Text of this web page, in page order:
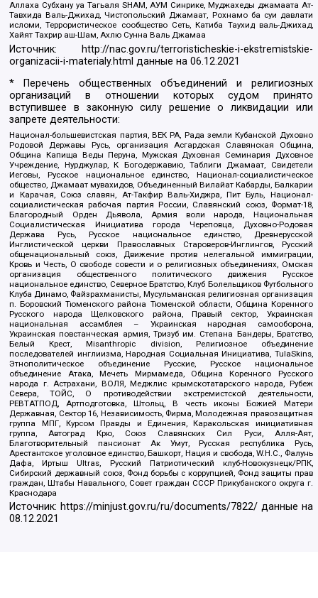
Аллаха Субхану уа Тагьаля SHAM, АУМ Синрике, Муджахеды джамаата Ат-
Тавхида Валь-Джихад, Чистопольский Джамаат, Рохнамо ба суи давлати
исломи, Террористическое сообщество Сеть, Катиба Таухид валь-Джихад,
Хайят Тахрир аш-Шам, Ахлю Сунна Валь Джамаа
Источник:
http://nac.gov.ru/terroristicheskie-i-ekstremistskie-
organizacii-i-materialy.html данные на06.12.2021
* Перечень общественных объединений и религиозных
организаций в отношении которых судом принято
вступившее в законную силу решение о ликвидации или
запрете деятельности:
Национал-большевистская партия, ВЕК РА, Рада земли Кубанской Духовно
Родовой Державы Русь, организация Асгардская Славянская Община,
Община Капища Веды Перуна, Мужская Духовная Семинария Духовное
Учреждение, Нурджулар, К Богодержавию, Таблиги Джамаат, Свидетели
Иеговы, Русское национальное единство, Национал-социалистическое
общество, Джамаат мувахидов, Объединенный Вилайат Кабарды, Балкарии
и Карачая, Союз славян, Ат-Такфир Валь-Хиджра, Пит Буль, Национал-
социалистическая рабочая партия России, Славянский союз, Формат-18,
Благородный Орден Дьявола, Армия воли народа, Национальная
Социалистическая Инициатива города Череповца, Духовно-Родовая
Держава Русь, Русское национальное единство, Древнерусской
Инглистической церкви Православных Староверов-Инглингов, Русский
общенациональный союз, Движение против нелегальной иммиграции,
Кровь и Честь, О свободе совести и о религиозных объединениях, Омская
организация общественного политического движения Русское
национальное единство, Северное Братство, Клуб Болельщиков Футбольного
Клуба Динамо, Файзрахманисты, Мусульманская религиозная организация
п. Боровский Тюменского района Тюменской области, Община Коренного
Русского народа Щелковского района, Правый сектор, Украинская
национальная ассамблея – Украинская народная самооборона,
Украинская повстанческая армия, Тризуб им. Степана Бандеры, Братство,
Белый Крест, Misanthropic division, Религиозное объединение
последователей инглиизма, Народная Социальная Инициатива, TulaSkins,
Этнополитическое объединение Русские, Русское национальное
объединение Атака, Мечеть Мирмамеда, Община Коренного Русского
народа г. Астрахани, ВОЛЯ, Меджлис крымскотатарского народа, Рубеж
Севера, ТОЙС, О противодействии экстремистской деятельности,
РЕВТАТПОД, Артподготовка, Штольц, В честь иконы Божией Матери
Державная, Сектор 16, Независимость, Фирма, Молодежная правозащитная
группа МПГ, Курсом Правды и Единения, Каракольская инициативная
группа, Автоград Крю, Союз Славянских Сил Руси, Алля-Аят,
Благотворительный пансионат Ак Умут, Русская республика Русь,
Арестантское уголовное единство, Башкорт, Нация и свобода, W.H.С., Фалунь
Дафа, Иртыш Ultras, Русский Патриотический клуб-Новокузнецк/РПК,
Сибирский державный союз, Фонд борьбы с коррупцией, Фонд защиты прав
граждан, Штабы Навального, Совет граждан СССР Прикубанского округа г.
Краснодара
Источник: https://minjust.gov.ru/ru/documents/7822/ данные на
08.12.2021